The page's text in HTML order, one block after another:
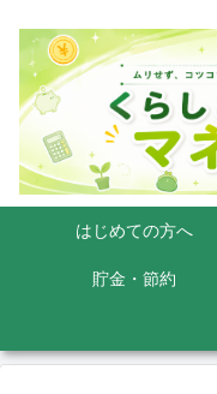
はじめての方へ
貯金・節約